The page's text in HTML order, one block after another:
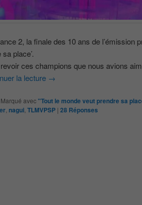
2, la finale des 10 ans de l’émission
place’.
ces champions que nous avions
la lecture →
Marqué avec"Tout le monde veut prendre sa
nagui TLMVPSP | 28 Réponses